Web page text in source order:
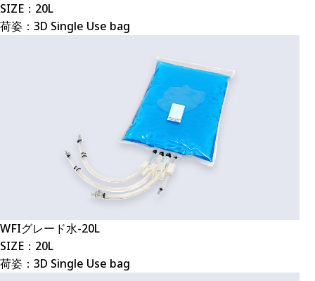
SIZE：20L
荷姿：3D Single Use bag
WFIグレード水-20L
SIZE：20L
荷姿：3D Single Use bag